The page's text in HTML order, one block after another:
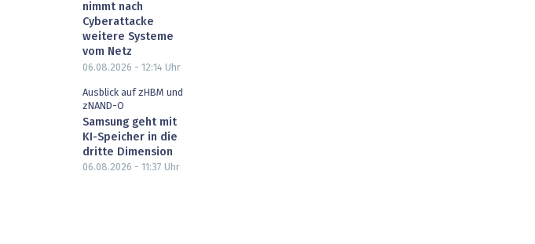
nimmt nach
Cyberattacke
weitere Systeme
vom Netz
06.08.2026 - 12:14 Uhr
Ausblick auf zHBM und
zNAND-O
Samsung geht mit
KI-Speicher in die
dritte Dimension
06.08.2026 - 11:37 Uhr